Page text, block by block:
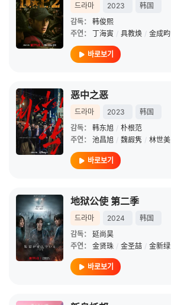
드라마 2023
韩国
감독：
韩俊熙
주연：
丁海寅 / 具教焕 / 金成畇
바로보기
恶中之恶
드라마 2023
韩国
감독：
韩东旭 / 朴根范
주연：
池昌旭 / 魏嘏隽 / 林世美
바로보기
地狱公使 第二季
드라마 2024
韩国
감독：
延尚昊
주연：
金贤珠 / 金圣喆 / 金新绿
바로보기